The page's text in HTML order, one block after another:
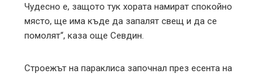
Чудесно е, защото тук хората намират спокойно
място, ще има къде да запалят свещ и да се
помолят“, каза още Севдин.
Строежът на параклиса започнал през есента на